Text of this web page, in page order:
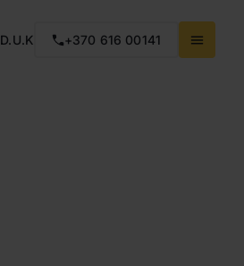
D.U.K +370 616 00141